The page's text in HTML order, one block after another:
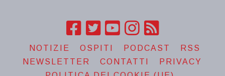
NOTIZIE OSPITI PODCAST
RSS
NEWSLETTER
CONTATTI
PRIVACY